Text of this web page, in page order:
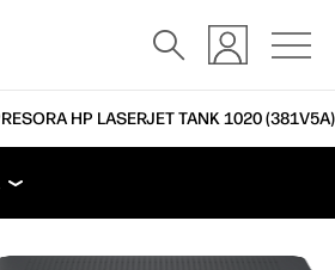
HP LASERJET TANK 1020 (381V5A)
Características